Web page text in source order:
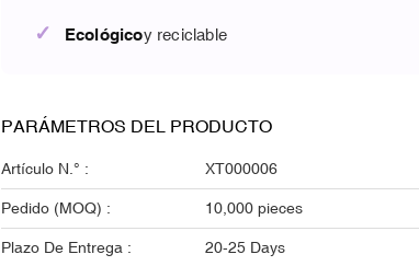
✓ Ecológicoy reciclable
PARÁMETROS DEL PRODUCTO
Artículo N.° : XT000006
Pedido (MOQ) : 10,000 pieces
Plazo De Entrega : 20-25 Days